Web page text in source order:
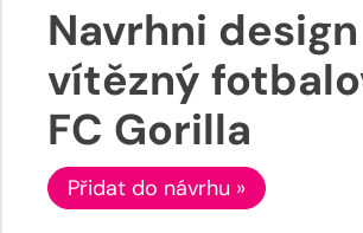
Navrhni
vítězný
FC Gorilla
Přidat do návrhu »